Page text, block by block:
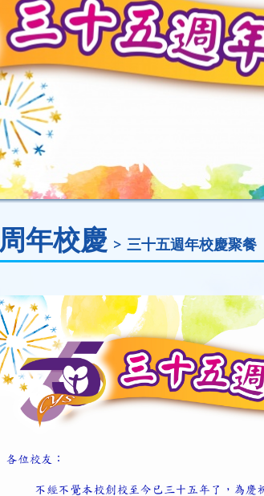
周年校慶 三十五週年校慶聚餐